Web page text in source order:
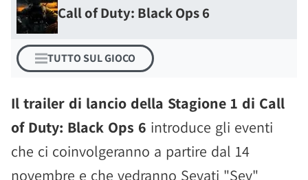
Call of Duty: Black Ops 6
TUTTO SUL GIOCO
Il trailer di lancio della Stagione 1 di Call
of Duty: Black Ops 6 introduce gli eventi
che ci coinvolgeranno a partire dal 14
novembre e che vedranno Sevati "Sev"